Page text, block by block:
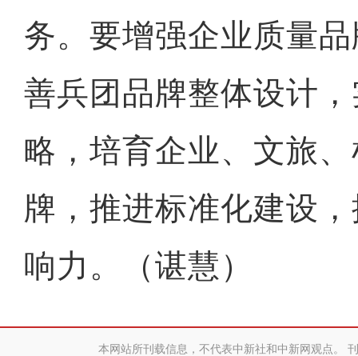
务。要增强企业质量
善兵团品牌整体设计
略，培育企业、文旅
牌，推进标准化建设
响力。（谌慧）
本网站所刊载信息，不代表中新社和中新网观点。